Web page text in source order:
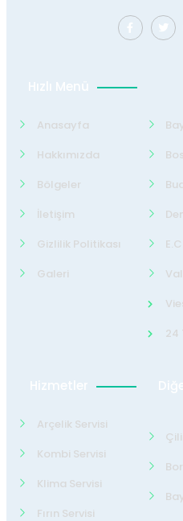
Hızlı Menü
Anasayfa
Hakkımızda
Bölgeler
İletişim
Gizlilik Politikası
Galeri
24
Hizmetler
Arçelik Servisi
Kombi Servisi
Klima Servisi
Fırın Servisi